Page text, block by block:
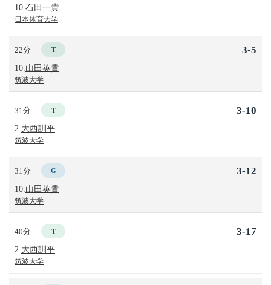
10. 石田一貴
日本体育大学
22分 T
10. 山田英貴
筑波大学
3-5
31分 T
2. 大西訓平
筑波大学
3-10
31分 G
10. 山田英貴
筑波大学
3-12
40分 T
2. 大西訓平
筑波大学
3-17